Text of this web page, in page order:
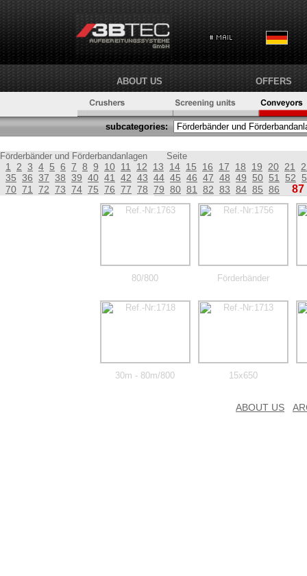
ABOUT US OFFERS
subcategories:
Förderbänder und Förderbandanlagen Seite
1 2 3 4 5 6 7 8 9 10 11 12 13 14 15 16 17 18 19 20 21
35 36 37 38 39 40 41 42 43 44 45 46 47 48 49 50 51 52
70 71 72 73 74 75 76 77 78 79 80 81 82 83 84 85 86 87
80/800 Förderbänder
30m - 80m/800 15x650
ABOUT US